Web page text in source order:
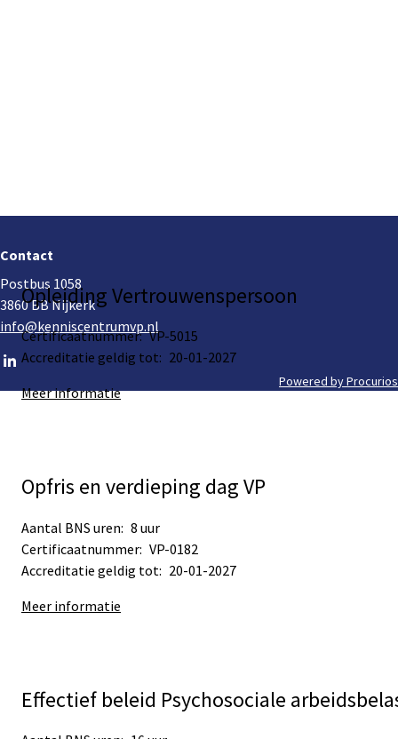
Opleiding Vertrouwenspersoon
Certificaatnummer: VP-5015
Accreditatie geldig tot: 20-01-2027
Meer informatie
Opfris en verdieping dag VP
Aantal BNS uren: 8 uur
Certificaatnummer: VP-0182
Accreditatie geldig tot: 20-01-2027
Meer informatie
Effectief beleid Psychosociale
navigation
Contact
Postbus 1058
3860 BB Nijkerk
info@kenniscentrumvp.nl
Go
LinkedIn
Footer
Powered by Procurios